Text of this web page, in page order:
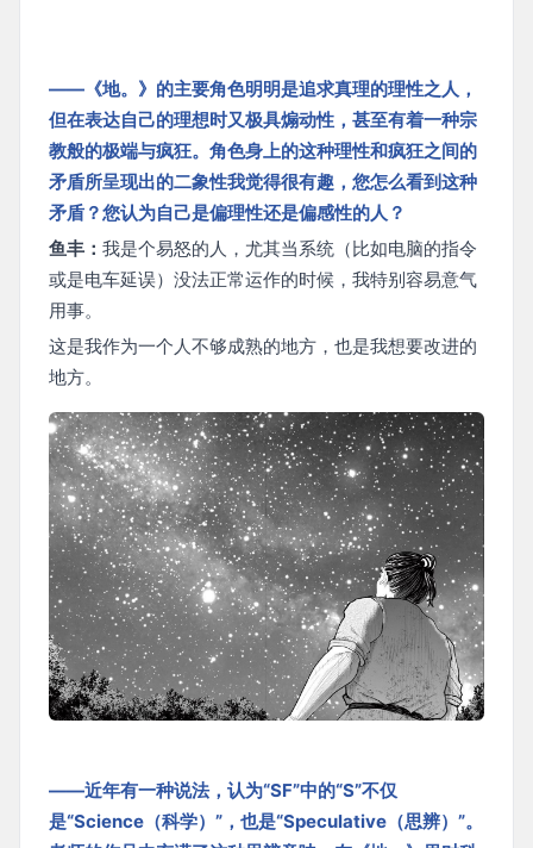
——《地。》的主要角色明明是追求真理的理性之人，
但在表达自己的理想时又极具煽动性，甚至有着一种宗
教般的极端与疯狂。角色身上的这种理性和疯狂之间的
矛盾所呈现出的二象性我觉得很有趣，您怎么看到这种
矛盾？您认为自己是偏理性还是偏感性的人？
鱼丰： 我是个易怒的人，尤其当系统（比如电脑的指令
或是电车延误）没法正常运作的时候，我特别容易意气
用事。
这是我作为一个人不够成熟的地方，也是我想要改进的
地方。
——近年有一种说法，认为“SF”中的“S”不仅
是“Science（科学）”，也是“Speculative（思辨）”。